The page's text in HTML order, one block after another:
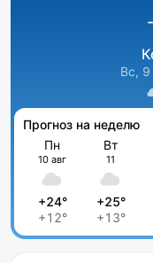
Вс,
Прогноз на неделю
Пн
10 авг
+24°
+12°
Вт
11
+25°
+13°